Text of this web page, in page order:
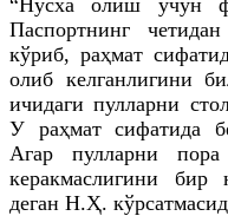
Паспортнинг
кўриб, раҳмат
олиб келганлигини
ичидаги пулларни
У раҳмат сифатида
Агар пулларни пора
керакмаслигини бир
деган Н.Ҳ.